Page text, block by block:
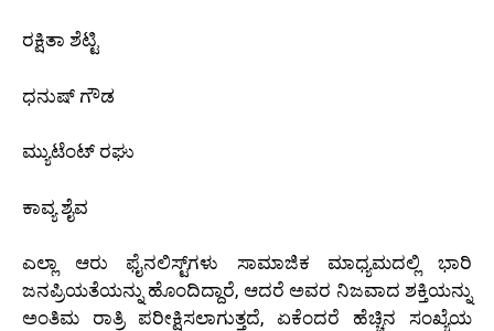
ರಕ್ಷಿತಾ ಶೆಟ್ಟಿ
ಧನುಷ್ ಗೌಡ
ಮ್ಯುಟೆಂಟ್ ರಘು
ಕಾವ್ಯ ಶೈವ
ಎಲ್ಲಾ ಆರು ಫೈನಲಿಸ್ಟ್‌ಗಳು ಸಾಮಾಜಿಕ ಮಾಧ್ಯಮದಲ್ಲಿ ಭಾರಿ
ಜನಪ್ರಿಯತೆಯನ್ನು ಹೊಂದಿದ್ದಾರೆ, ಆದರೆ ಅವರ ನಿಜವಾದ ಶಕ್ತಿಯನ್ನು
ಅಂತಿಮ ರಾತ್ರಿ ಪರೀಕ್ಷಿಸಲಾಗುತ್ತದೆ, ಏಕೆಂದರೆ ಹೆಚ್ಚಿನ ಸಂಖ್ಯೆಯ